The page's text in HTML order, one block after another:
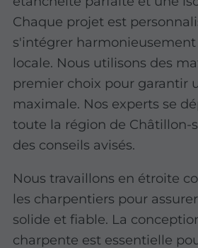
Chaque projet est
s'intégrer
locale. Nous utilisons des
premier choix pour garantir
maximale. Nos experts se
toute la région de Châtillon-
des conseils avisés.
Nous travaillons en étroite
les charpentiers pour
solide et fiable. La
charpente est essentielle